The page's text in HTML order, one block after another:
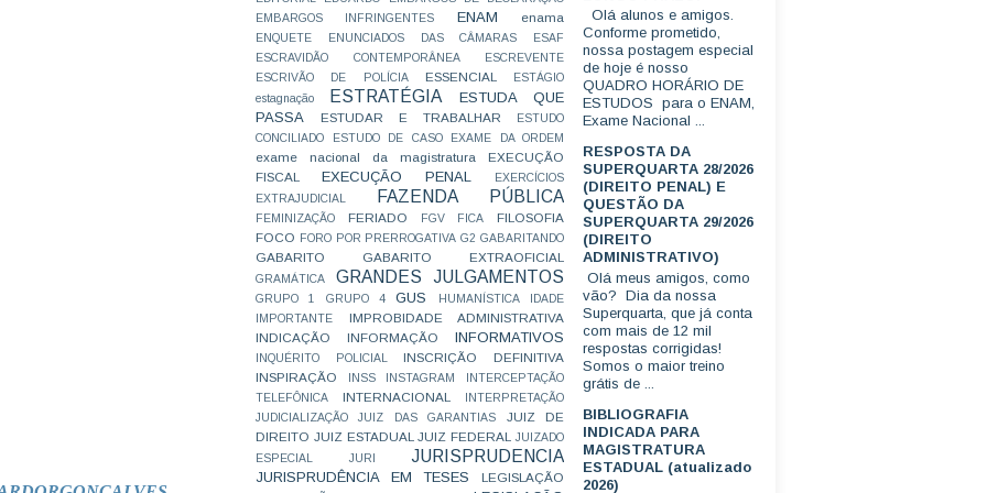
EMBARGOS INFRINGENTES
ENAM enama
ENQUETE ENUNCIADOS DAS CÂMARAS
ESAF
ESCRAVIDÃO CONTEMPORÂNEA
ESCREVENTE
ESCRIVÃO DE POLÍCIA
ESSENCIAL
ESTÁGIO
estagnação
ESTRATÉGIA
ESTUDA QUE
PASSA
ESTUDAR E TRABALHAR
ESTUDO
CONCILIADO
ESTUDO DE CASO EXAME DA ORDEM
exame nacional da magistratura
EXECUÇÃO
FISCAL
EXECUÇÃO PENAL
EXERCÍCIOS
EXTRAJUDICIAL
FAZENDA PÚBLICA
FEMINIZAÇÃO FERIADO FGV FICA
FILOSOFIA
FOCO
FORO POR PRERROGATIVA G2 GABARITANDO
GABARITO GABARITO EXTRAOFICIAL
GRAMÁTICA GRANDES JULGAMENTOS
GRUPO 1 GRUPO 4 GUS HUMANÍSTICA
IDADE
IMPORTANTE
IMPROBIDADE ADMINISTRATIVA
INDICAÇÃO
INFORMAÇÃO INFORMATIVOS
INQUÉRITO POLICIAL
INSCRIÇÃO DEFINITIVA
INSPIRAÇÃO
INSS INSTAGRAM
INTERCEPTAÇÃO
TELEFÔNICA
INTERNACIONAL
INTERPRETAÇÃO
JUDICIALIZAÇÃO
JUIZ DAS GARANTIAS
JUIZ DE
DIREITO JUIZ ESTADUAL JUIZ FEDERAL
JUIZADO
ESPECIAL
JURI JURISPRUDENCIA
JURISPRUDÊNCIA EM TESES
LEGISLAÇÃO
Olá alunos e amigos.
Conforme prometido,
nossa postagem especial
de hoje é nosso
QUADRO HORÁRIO DE
ESTUDOS para o ENAM,
Exame Nacional ...
RESPOSTA DA
SUPERQUARTA 28/2026
(DIREITO PENAL) E
QUESTÃO DA
SUPERQUARTA 29/2026
(DIREITO
ADMINISTRATIVO)
Olá meus amigos, como
vão? Dia da nossa
Superquarta, que já conta
com mais de 12 mil
respostas corrigidas!
Somos o maior treino
grátis de ...
BIBLIOGRAFIA
INDICADA PARA
MAGISTRATURA
ESTADUAL (atualizado
2026)